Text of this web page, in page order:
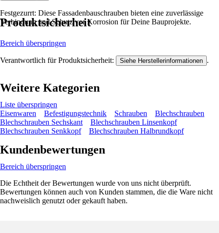
Festgezurrt: Diese Fassadenbauschrauben bieten eine zuverlässige
Verbindung und Schutz vor Korrosion für Deine Bauprojekte.
Produktsicherheit
Bereich überspringen
Verantwortlich für Produktsicherheit: Siehe Herstellerinformationen .
Weitere Kategorien
Liste überspringen
Eisenwaren
Befestigungstechnik Schrauben
Blechschrauben
Blechschrauben Sechskant
Blechschrauben Linsenkopf
Blechschrauben Senkkopf
Blechschrauben Halbrundkopf
Kundenbewertungen
Bereich überspringen
Die Echtheit der Bewertungen wurde von uns nicht überprüft.
Bewertungen können auch von Kunden stammen, die die Ware nicht
nachweislich genutzt oder gekauft haben.